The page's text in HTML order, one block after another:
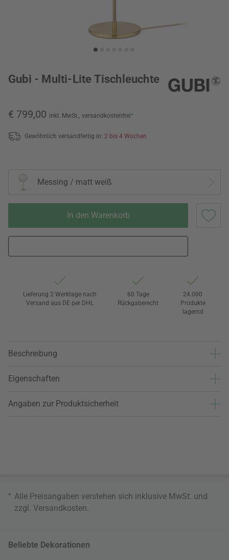
Gubi - Multi-Lite Tischleuchte
€ 799,00 inkl. MwSt., versandkostenfrei*
Gewöhnlich versandfertig in: 2 bis 4 Wochen
Messing / matt weiß
In den Warenkorb
Lieferung 2 Werktage nach
Versand aus DE per DHL
60 Tage
Rückgaberecht
24.000
Produkte
lagernd
Beschreibung
Eigenschaften
Angaben zur Produktsicherheit
* Alle Preisangaben verstehen sich inklusive MwSt. und
zzgl. Versandkosten
Beliebte Dekorationen